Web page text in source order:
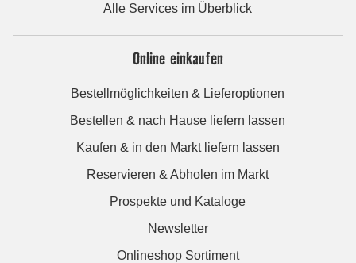
Alle Services im Überblick
Online einkaufen
Bestellmöglichkeiten & Lieferoptionen
Bestellen & nach Hause liefern lassen
Kaufen & in den Markt liefern lassen
Reservieren & Abholen im Markt
Prospekte und Kataloge
Newsletter
Onlineshop Sortiment